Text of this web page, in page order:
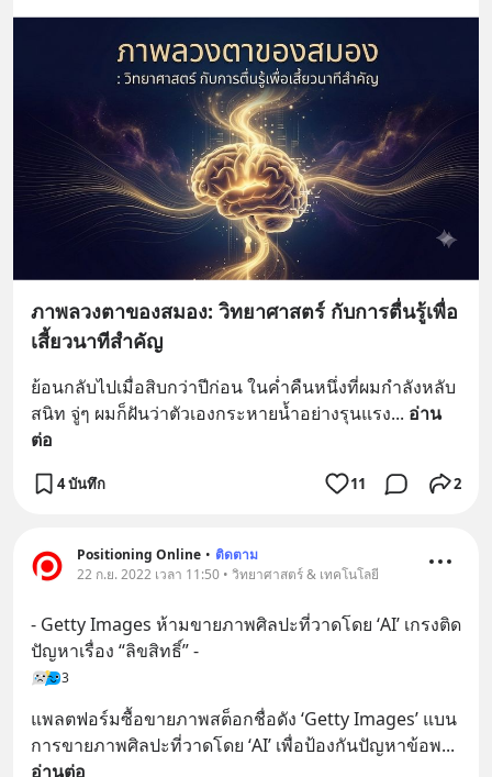
ภาพลวงตาของสมอง: วิทยาศาสตร์ กับการตื่นรู้เพื่อ
เสี้ยวนาทีสำคัญ
ย้อนกลับไปเมื่อสิบกว่าปีก่อน ในค่ำคืนหนึ่งที่ผมกำลังหลับ
สนิท จู่ๆ ผมก็ฝันว่าตัวเองกระหายน้ำอย่างรุนแรง... อ่าน
ต่อ
4 บันทึก 11 2
Positioning Online • ติดตาม
22 ก.ย. 2022 เวลา 11:50 • วิทยาศาสตร์ & เทคโนโลยี
- Getty Images ห้ามขายภาพศิลปะที่วาดโดย ‘AI’ เกรงติด
ปัญหาเรื่อง “ลิขสิทธิ์” -
3
แพลตฟอร์มซื้อขายภาพสต็อกชื่อดัง ‘Getty Images’ แบน
การขายภาพศิลปะที่วาดโดย ‘AI’ เพื่อป้องกันปัญหาข้อพ
อ่านต่อ